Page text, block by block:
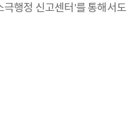
극행정 신고센터’를 통해서도